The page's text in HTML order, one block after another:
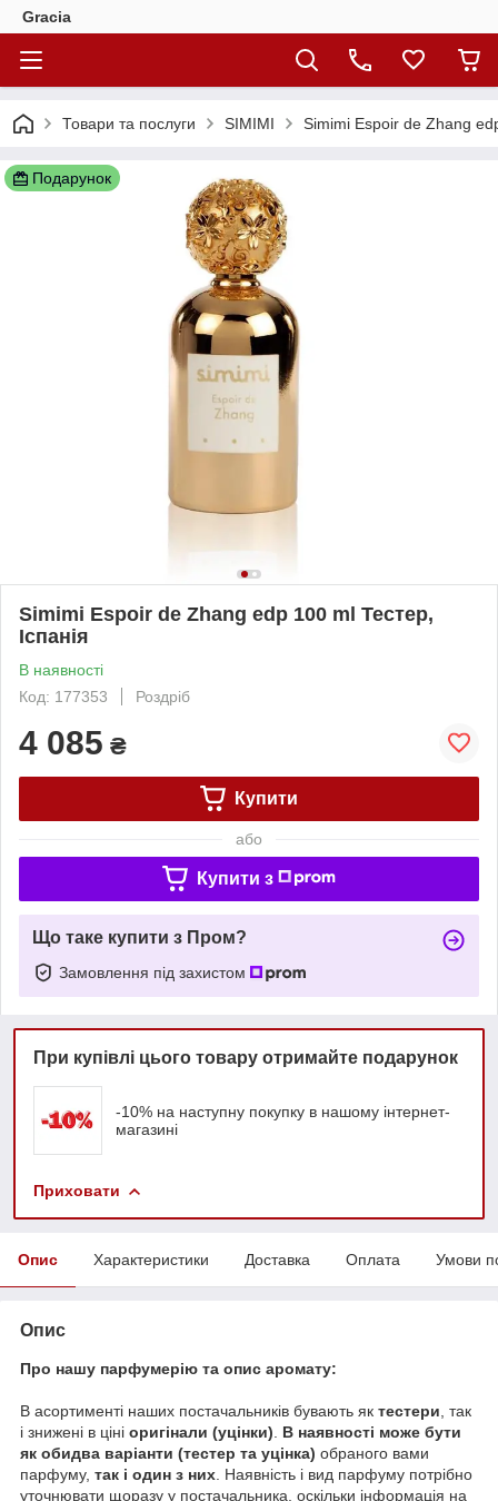
Gracia
Товари та послуги SIMIMI Simimi Espoir de Zhang
Подарунок
Simimi Espoir de Zhang edp 100 ml Тестер,
Іспанія
В наявності
Код: 177353
Роздріб
4 085 ₴
Купити
або
Купити з
Що таке купити з Пром?
Замовлення під захистом
При купівлі цього товару отримайте подарунок
-10% на наступну покупку в нашому інтернет-
магазині
Приховати
Опис Характеристики Доставка Оплата Умови
Опис
Про нашу парфумерію та опис аромату:
В асортименті наших постачальників бувають як тестери , так
і знижені в ціні оригінали (уцінки)
В наявності може бути
як обидва варіанти (тестер та уцінка) обраного вами
парфуму, так і один з них . Наявність і вид парфуму потрібно
уточнювати щоразу у постачальника, оскільки інформація на